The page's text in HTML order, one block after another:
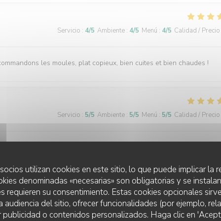
utilizan cookies en este sitio, lo que puede implicar la
denominadas «necesarias» son obligatorias y se
requieren su consentimiento. Estas cookies opcionales
audiencia del sitio, ofrecer funcionalidades (por ejemplo,
publicidad o contenidos personalizados. Haga clic en
Servicio : 4/5 Ambiente : 4/5 Menú : 4/5 Calidad / Precio
les moules, plat copieux, bien cuites et bien chaudes !
Servicio : 5/5 Ambiente : 5/5 Menú : 5/5 Calidad / Precio
service ( un peu long, mais ça vaut la peine) Bon produits avec un
Servicio: 5/5 Ambiente: 5 /5 Menú : 5/5 Calidad / Precio